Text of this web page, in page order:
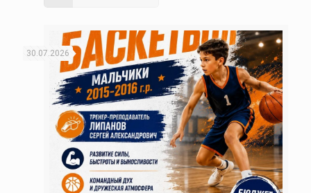
30.07.2026